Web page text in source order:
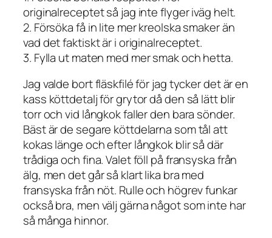
originalreceptet så jag inte flyger iväg helt.
2. Försöka få in lite mer kreolska smaker än
vad det faktiskt är i originalreceptet.
3. Fylla ut maten med mer smak och hetta.
Jag valde bort fläskfilé för jag tycker det är en
kass köttdetalj för grytor då den så lätt blir
torr och vid långkok faller den bara sönder.
Bäst är de segare köttdelarna som tål att
kokas länge och efter långkok blir så där
trådiga och fina. Valet föll på fransyska från
älg, men det går så klart lika bra med
fransyska från nöt. Rulle och högrev funkar
också bra, men välj gärna något som inte har
så många hinnor.